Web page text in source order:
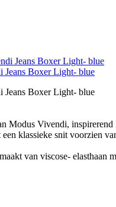
Jeans Boxer Light- blue
Jeans Boxer Light- blue
Modus Vivendi, inspirerend
een klassieke snit voorzien
van viscose- elasthaan